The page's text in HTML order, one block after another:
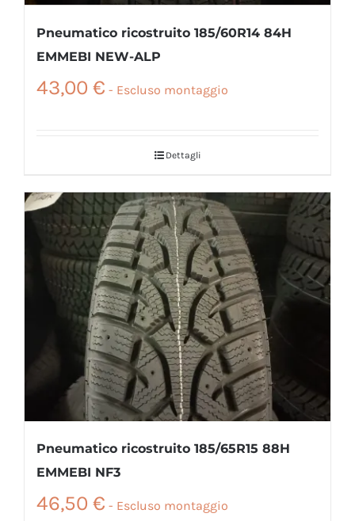
Pneumatico ricostruito 185/60R14 84H
EMMEBI NEW-ALP
43,00 €
Dettagli
Pneumatico ricostruito 185/65R15 88H
EMMEBI NF3
46,50 €